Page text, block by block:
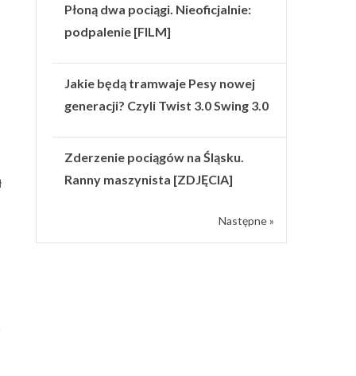
Płoną dwa pociągi. Nieoficjalnie:
podpalenie [FILM]
Jakie będą tramwaje Pesy nowej
generacji? Czyli Twist 3.0 Swing 3.0
Zderzenie pociągów na Śląsku.
Ranny maszynista [ZDJĘCIA]
Następne »